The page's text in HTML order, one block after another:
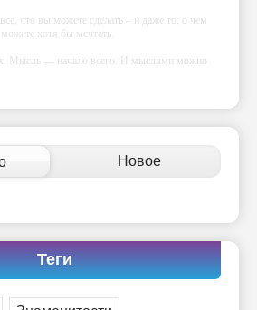
что вы можете сделать – и даже то, о чем
можете хотя бы мечтать.
Мысль — начало всего. И мыслями можно
вы сами себе придумали.
— это ум. Самая большая нищета —
самый пугающий — самолюбование.
его дал.
Новое
Теги